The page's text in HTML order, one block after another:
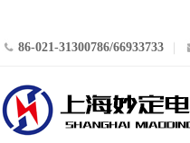
86-021-31300786/66933733